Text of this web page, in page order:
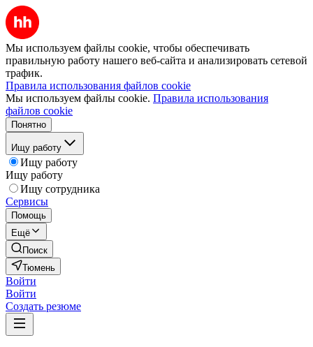
Мы используем файлы cookie, чтобы обеспечивать
правильную работу нашего веб-сайта и анализировать сетевой
трафик.
Правила использования файлов cookie
Мы используем файлы cookie. Правила использования
файлов cookie
Понятно
Ищу работу
Ищу работу
Ищу работу
Ищу сотрудника
Сервисы
Помощь
Ещё
Поиск
Тюмень
Войти
Войти
Создать резюме